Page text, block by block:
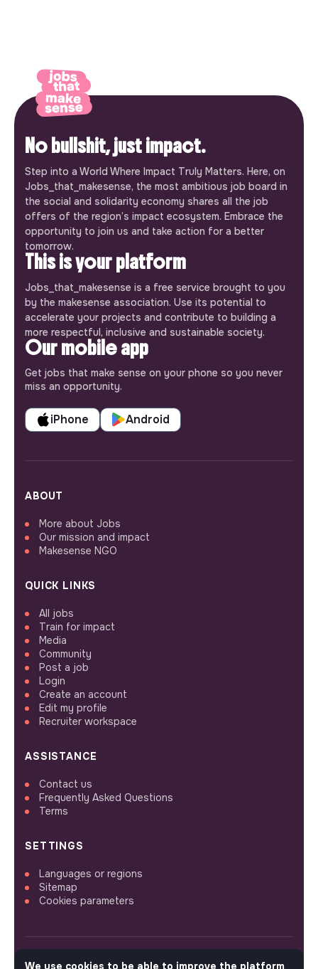
No bullshit, just impact.
Step into a World Where Impact Truly Matters. Here, on
Jobs_that_makesense, the most ambitious job board in
the social and solidarity economy shares all the job
offers of the region’s impact ecosystem. Embrace the
opportunity to join us and take action for a better
tomorrow.
This is your platform
Jobs_that_makesense is a free service brought to you
by the makesense association. Use its potential to
accelerate your projects and contribute to building a
more respectful, inclusive and sustainable society.
Our mobile app
Get jobs that make sense on your phone so you never
miss an opportunity.
iPhone Android
ABOUT
More about Jobs
Our mission and impact
Makesense NGO
QUICK LINKS
All jobs
Train for impact
Media
Community
Post a job
Login
Create an account
Edit my profile
Recruiter workspace
ASSISTANCE
Contact us
Frequently Asked Questions
Terms
SETTINGS
Languages or regions
Sitemap
Cookies parameters
We use cookies to be able to improve the platform